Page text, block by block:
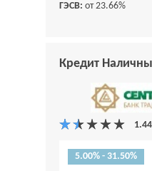
ГЭСВ: от 23.66%
Кредит
5.00% - 31.50%